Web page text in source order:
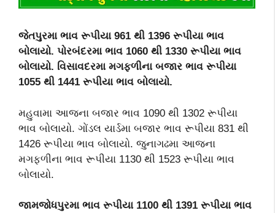
જેતપુરમા ભાવ રૂપીયા 961 થી 1396 રૂપીયા ભાવ
બોલાયો. પોરબંદરમા ભાવ 1060 થી 1330 રૂપીયા ભાવ
બોલાયો. વિસાવદરમા મગફળીના બજાર ભાવ રૂપીયા
1055 થી 1441 રૂપીયા ભાવ બોલાયો.
મહુવામા આજના બજાર ભાવ 1090 થી 1302 રૂપીયા
ભાવ બોલાયો. ગોંડલ યાર્ડમા બજાર ભાવ રૂપીયા 831 થી
1426 રૂપીયા ભાવ બોલાયો. જુનાગઢમા આજના
મગફળીના ભાવ રૂપીયા 1130 થી 1523 રૂપીયા ભાવ
બોલાયો.
જામજોધપુરમા ભાવ રૂપીયા 1100 થી 1391 રૂપીયા ભાવ